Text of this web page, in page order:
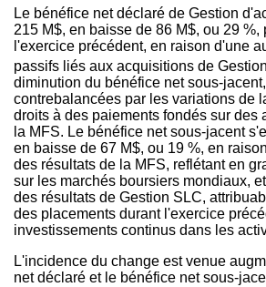
Le bénéfice net déclaré de Gestion
215 M$, en baisse de 86 M$, ou 29 %,
l'exercice précédent, en raison d'une
passifs liés aux acquisitions de
diminution du bénéfice net sous-
contrebalancées par les variations de
droits à des paiements fondés sur des
la MFS. Le bénéfice net sous-jacent
en baisse de 67 M$, ou 19 %, en
des résultats de la MFS, reflétant en
sur les marchés boursiers mondiaux,
des résultats de Gestion SLC,
des placements durant l'exercice
investissements continus dans les
L'incidence du change est venue
net déclaré et le bénéfice net sous-